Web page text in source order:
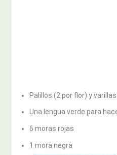
Palillos (2 por flor) y
Una lengua verde para
6 moras rojas
1 mora negra